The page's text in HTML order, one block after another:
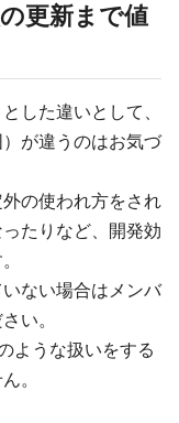
更新まで値
した違いとして、
が違うのはお気づ
の使われ方をされ
たりなど、開発効
ない場合はメンバ
い。
ような扱いをする
。